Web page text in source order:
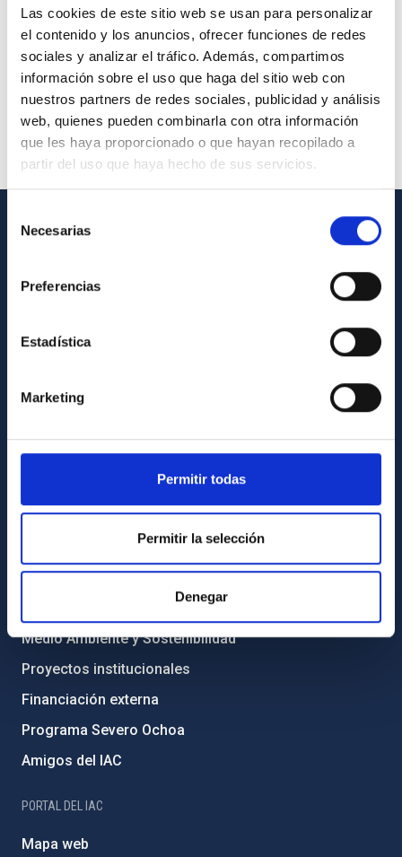
Las cookies de este sitio web se usan para personalizar
el contenido y los anuncios, ofrecer funciones de redes
sociales y analizar el tráfico. Además, compartimos
información sobre el uso que haga del sitio web con
nuestros partners de redes sociales, publicidad y análisis
web, quienes pueden combinarla con otra información
que les haya proporcionado o que hayan recopilado a
partir del uso que haya hecho de sus servicios.
Necesarias
Preferencias
Estadística
Marketing
Permitir todas
Permitir la selección
Denegar
Contacto
Directorio de personal
Registro general
Transparencia
Código ético y política antifraude
Igualdad y diversidad de género
Medio Ambiente y Sostenibilidad
Proyectos institucionales
Financiación externa
Programa Severo Ochoa
Amigos del IAC
PORTAL DEL IAC
Mapa web